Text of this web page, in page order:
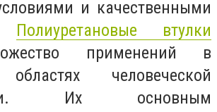
и качественными
Полиуретановые втулки
применений в
человеческой
Их основным